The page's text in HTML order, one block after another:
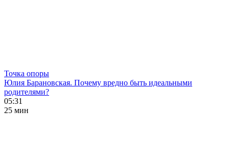
Точка опоры
Юлия Барановская. Почему вредно быть идеальными
родителями?
05:31
25 мин